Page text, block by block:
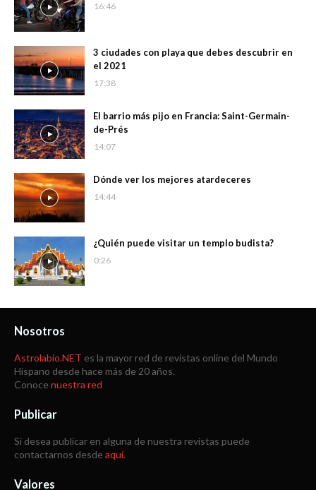
16:46
3 ciudades con playa que debes descubrir en
el 2021
17:38
El barrio más pijo en Francia: Saint-Germain-
de-Prés
14:07
Dónde ver los mejores atardeceres
14:44
¿Quién puede visitar un templo budista?
0:26
Nosotros
Astrolabio.NET es la mayor red de revistas online del Mundo
Hispano desde hace más de 20 años.
Conoce nuestra red
Publicar
Si desea publicar en alguna de nuestra revistas puede
contactarnos desde aquí.
Valores